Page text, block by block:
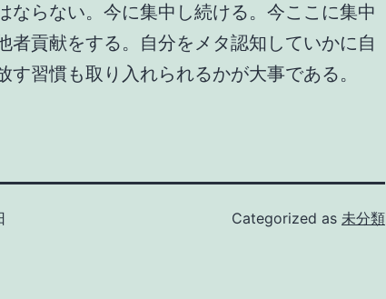
ならない。今に集中し続ける。今ここに集中
者貢献をする。自分をメタ認知していかに自
す習慣も取り入れられるかが大事である。
Categorized as 未分類